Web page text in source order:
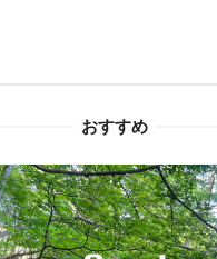
おすすめ